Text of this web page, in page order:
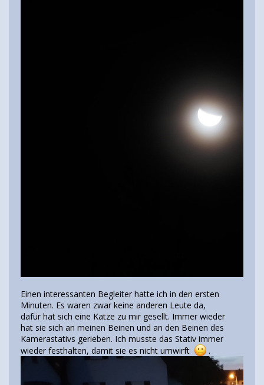
Einen interessanten Begleiter hatte ich in den ersten
Minuten. Es waren zwar keine anderen Leute da,
dafür hat sich eine Katze zu mir gesellt. Immer wieder
hat sie sich an meinen Beinen und an den Beinen des
Kamerastativs gerieben. Ich musste das Stativ immer
wieder festhalten, damit sie es nicht umwirft
.